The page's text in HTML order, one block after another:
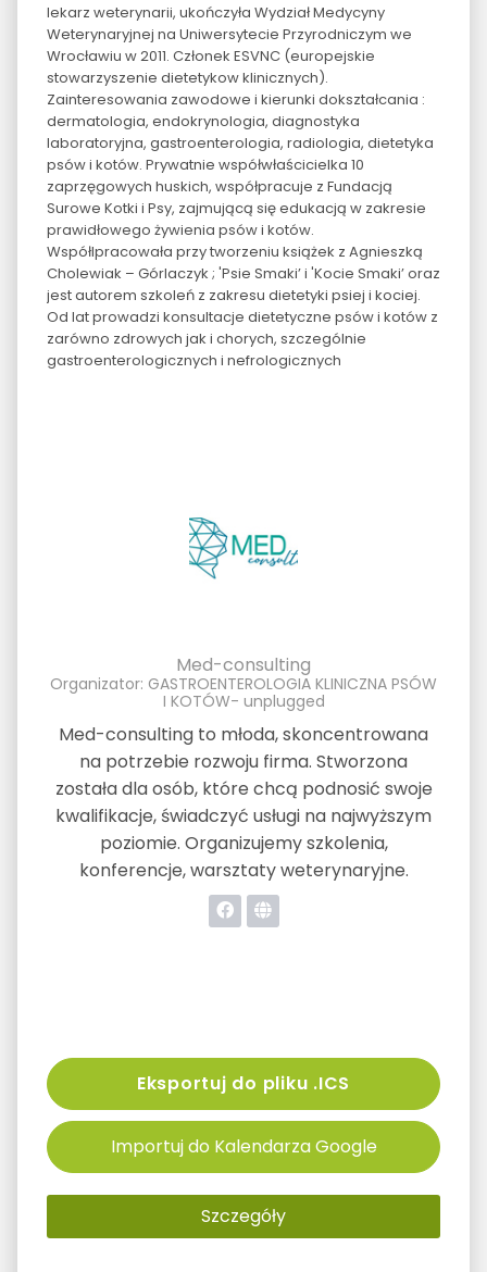
lekarz weterynarii, ukończyła Wydział Medycyny
Weterynaryjnej na Uniwersytecie Przyrodniczym we
Wrocławiu w 2011. Członek ESVNC (europejskie
stowarzyszenie dietetykow klinicznych).
Zainteresowania zawodowe i kierunki dokształcania :
dermatologia, endokrynologia, diagnostyka
laboratoryjna, gastroenterologia, radiologia, dietetyka
psów i kotów. Prywatnie współwłaścicielka 10
zaprzęgowych huskich, współpracuje z Fundacją
Surowe Kotki i Psy, zajmującą się edukacją w zakresie
prawidłowego żywienia psów i kotów.
Współlpracowała przy tworzeniu książek z Agnieszką
Cholewiak – Górlaczyk ; 'Psie Smaki’ i 'Kocie Smaki’ oraz
jest autorem szkoleń z zakresu dietetyki psiej i kociej.
Od lat prowadzi konsultacje dietetyczne psów i kotów z
zarówno zdrowych jak i chorych, szczególnie
gastroenterologicznych i nefrologicznych
Med-consulting
Organizator: GASTROENTEROLOGIA KLINICZNA PSÓW
I KOTÓW- unplugged
Med-consulting to młoda, skoncentrowana
na potrzebie rozwoju firma. Stworzona
została dla osób, które chcą podnosić swoje
kwalifikacje, świadczyć usługi na najwyższym
poziomie. Organizujemy szkolenia,
konferencje, warsztaty weterynaryjne.
Eksportuj do pliku .ICS
Importuj do Kalendarza Google
Szczegóły